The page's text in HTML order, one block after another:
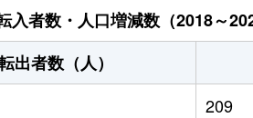
者数・人口増減数（2018～
出者数（人）
209